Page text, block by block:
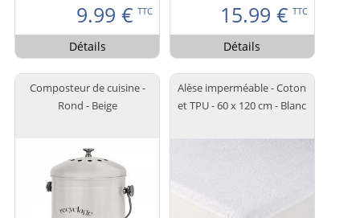
9.99 € TTC
Détails
15.99 € TTC
Détails
Composteur de cuisine -
Rond - Beige
Alèse imperméable - Coton
et TPU - 60 x 120 cm - Blanc